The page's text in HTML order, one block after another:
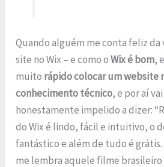
Quando alguém me conta feliz
site no Wix – e como oWix é bom,
muito rápido colocar um website
conhecimento técnico, e por aí
honestamente impelido a dizer:
do Wix é lindo, fácil e intuitivo, o
fantástico e além de tudo é grátis.
me lembra aquele filme brasileiro